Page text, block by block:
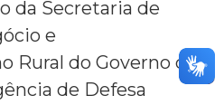
da Secretaria de
e
Rural do Governo do
de Defesa